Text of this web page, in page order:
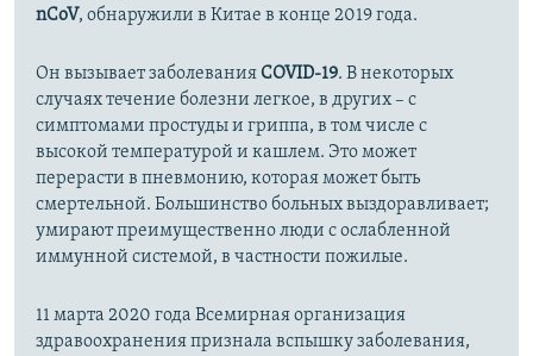
nCoV, обнаружили в Китае в конце 2019 года.
Он вызывает заболеванияCOVID-19. В некоторых
случаях течение болезни легкое, в других – с
симптомами простуды и гриппа, в том числе с
высокой температурой и кашлем. Это может
перерасти в пневмонию, которая может быть
смертельной. Большинство больных выздоравливает;
умирают преимущественно люди с ослабленной
иммунной системой, в частности пожилые.
11 марта 2020 года Всемирная организация
здравоохранения признала вспышку заболевания,